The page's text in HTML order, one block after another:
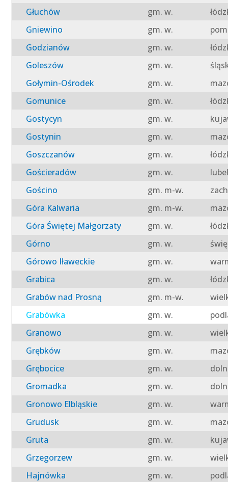
Głuchów
gm. w.
Gniewino
gm. w.
Godzianów
gm. w.
Goleszów
gm. w.
Gołymin-Ośrodek
gm. w.
Gomunice
gm. w.
Gostycyn
gm. w.
Gostynin
gm. w.
Goszczanów
gm. w.
Gościeradów
gm. w.
Gościno
gm. m-w.
Góra Kalwaria
gm. m-w.
Góra Świętej Małgorzaty
gm. w.
Górno
gm. w.
Górowo Iławeckie
gm. w.
Grabica
gm. w.
Grabów nad Prosną
gm. m-w.
Grabówka
gm. w.
Granowo
gm. w.
Grębków
gm. w.
Grębocice
gm. w.
Gromadka
gm. w.
Gronowo Elbląskie
gm. w.
Grudusk
gm. w.
Gruta
gm. w.
Grzegorzew
gm. w.
Hajnówka
gm. w.